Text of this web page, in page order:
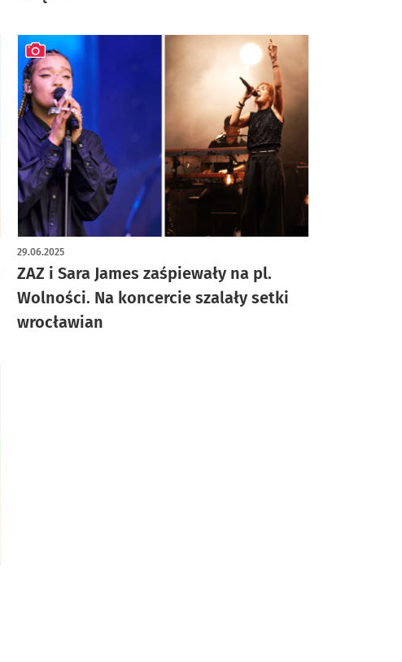
ZAZ i Sara James zaśpiewały na pl.
Wolności. Na koncercie szalały setki
wrocławian
29.06.2025
artykuł z galerią zdjęć